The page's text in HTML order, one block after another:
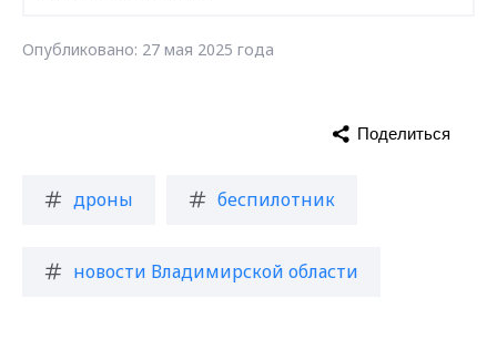
Опубликовано: 27 мая 2025 года
дроны беспилотник
новости Владимирской области
Поделиться